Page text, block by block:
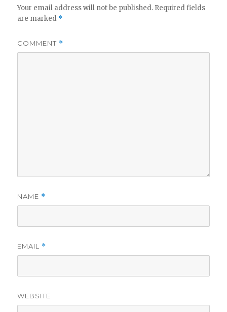
Your email address will not be published. Required fields
are marked *
COMMENT *
NAME *
EMAIL *
WEBSITE